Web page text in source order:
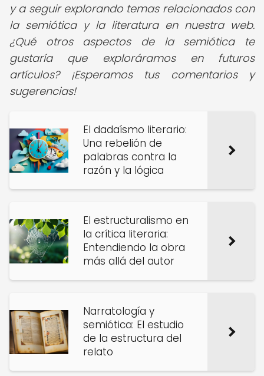
y a seguir explorando temas relacionados con
la semiótica y la literatura en nuestra web.
¿Qué otros aspectos de la semiótica te
gustaría que exploráramos en futuros
artículos? ¡Esperamos tus comentarios y
sugerencias!
El dadaísmo literario:
Una rebelión de
palabras contra la
razón y la lógica
El estructuralismo en
la crítica literaria:
Entendiendo la obra
más allá del autor
Narratología y
semiótica: El estudio
de la estructura del
relato